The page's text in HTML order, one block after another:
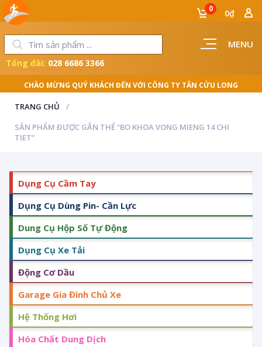
MENU
0 0₫
CHÀO MỪNG QUÝ KHÁCH ĐẾN VỚI CÔNG TY TÂN CỬU LONG
Tổng đài: 028 6686 3366
TRANG CHỦ
SẢN PHẨM ĐƯỢC GẮN THẺ “BO KHOA VONG MIENG 14 CHI
TIET”
Dụng Cụ Cầm Tay
Dụng Cụ Dùng Pin- Cần Lực
Dung Cụ Hộp Số Tự Động
Dụng Cụ Xe Tải
Động Cơ Dầu
Garage Gia Đình Chủ Xe
Hệ Thống Hơi
Hóa Chất Dung Dịch